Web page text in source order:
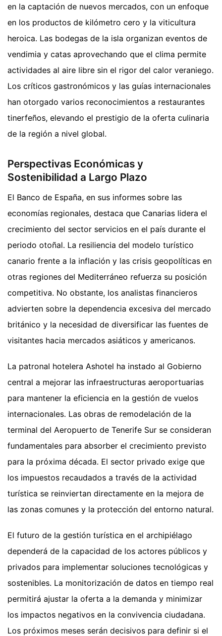
en la captación de nuevos mercados, con un enfoque
en los productos de kilómetro cero y la viticultura
heroica. Las bodegas de la isla organizan eventos de
vendimia y catas aprovechando que el clima permite
actividades al aire libre sin el rigor del calor veraniego.
Los críticos gastronómicos y las guías internacionales
han otorgado varios reconocimientos a restaurantes
tinerfeños, elevando el prestigio de la oferta culinaria
de la región a nivel global.
Perspectivas Económicas y
Sostenibilidad a Largo Plazo
El Banco de España, en sus informes sobre las
economías regionales, destaca que Canarias lidera el
crecimiento del sector servicios en el país durante el
periodo otoñal. La resiliencia del modelo turístico
canario frente a la inflación y las crisis geopolíticas en
otras regiones del Mediterráneo refuerza su posición
competitiva. No obstante, los analistas financieros
advierten sobre la dependencia excesiva del mercado
británico y la necesidad de diversificar las fuentes de
visitantes hacia mercados asiáticos y americanos.
La patronal hotelera Ashotel ha instado al Gobierno
central a mejorar las infraestructuras aeroportuarias
para mantener la eficiencia en la gestión de vuelos
internacionales. Las obras de remodelación de la
terminal del Aeropuerto de Tenerife Sur se consideran
fundamentales para absorber el crecimiento previsto
para la próxima década. El sector privado exige que
los impuestos recaudados a través de la actividad
turística se reinviertan directamente en la mejora de
las zonas comunes y la protección del entorno natural.
El futuro de la gestión turística en el archipiélago
dependerá de la capacidad de los actores públicos y
privados para implementar soluciones tecnológicas y
sostenibles. La monitorización de datos en tiempo real
permitirá ajustar la oferta a la demanda y minimizar
los impactos negativos en la convivencia ciudadana.
Los próximos meses serán decisivos para definir si el